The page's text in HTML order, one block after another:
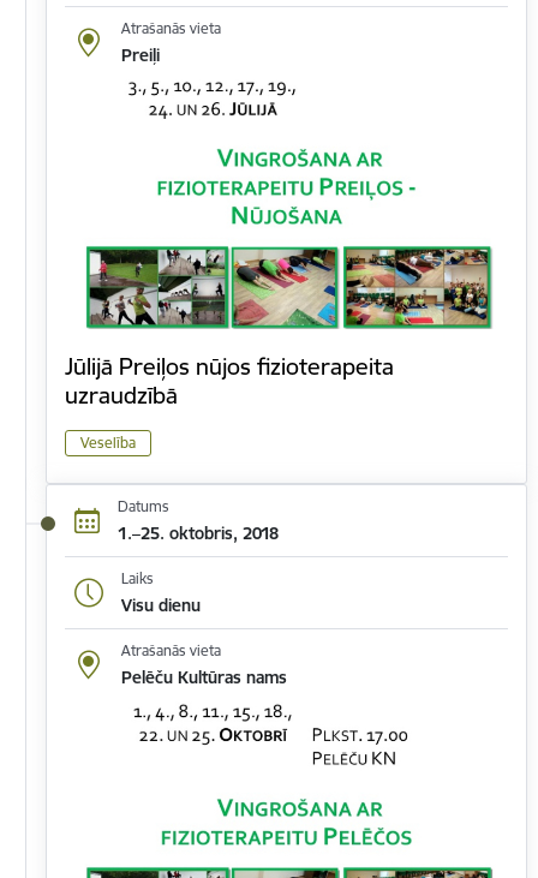
Atrašanās vieta
Preiļi
Jūlijā Preiļos nūjos fizioterapeita
uzraudzībā
Veselība
Datums
1.–25. oktobris, 2018
Laiks
Visu dienu
Atrašanās vieta
Pelēču Kultūras nams